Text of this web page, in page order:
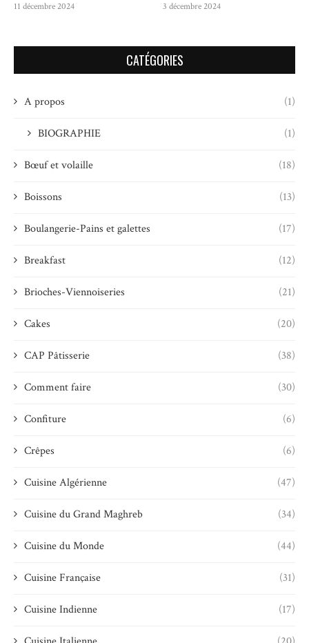
11 décembre 2024 3 décembre 2024
CATÉGORIES
A propos (1)
BIOGRAPHIE (1)
Bœuf et volaille (18)
Boissons (13)
Boulangerie-Pains et galettes (17)
Breakfast (12)
Brioches-Viennoiseries (21)
Cakes (20)
CAP Pâtisserie (38)
Comment faire (30)
Confiture (6)
Crêpes (6)
Cuisine Algérienne (47)
Cuisine du Grand Maghreb (34)
Cuisine du Monde (44)
Cuisine Française (31)
Cuisine Indienne (17)